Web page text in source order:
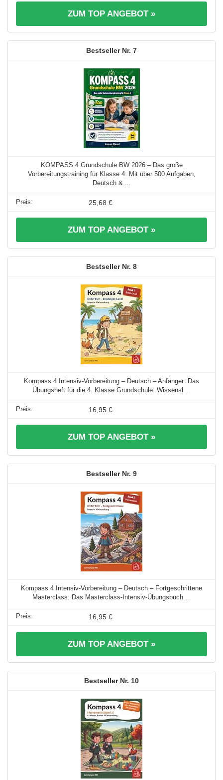
ZUM TOP ANGEBOT »
7
KOMPASS 4 Grundschule BW 2026 – Das große
Vorbereitungstraining für Klasse 4: Mit über 500 Aufgaben,
Deutsch & ...
25,68 €
ZUM TOP ANGEBOT »
8
Kompass 4 Intensiv-Vorbereitung – Deutsch – Anfänger: Das
Übungsheft für die 4. Klasse Grundschule. Wissensl ...
16,95 €
ZUM TOP ANGEBOT »
9
Kompass 4 Intensiv-Vorbereitung – Deutsch – Fortgeschrittene
Masterclass: Das Masterclass-Intensiv-Übungsbuch ...
16,95 €
ZUM TOP ANGEBOT »
10